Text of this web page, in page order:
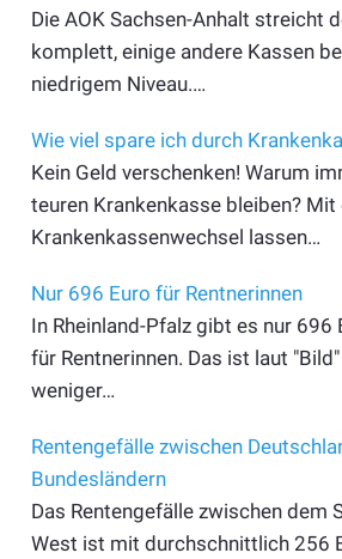
Die AOK Sachsen-Anhalt streicht
komplett, einige andere Kassen
niedrigem Niveau.…
Wie viel spare ich durch
Kein Geld verschenken! Warum
teuren Krankenkasse bleiben? Mit
Krankenkassenwechsel lassen…
Nur 696 Euro für Rentnerinnen
In Rheinland-Pfalz gibt es nur 696
für Rentnerinnen. Das ist laut
weniger…
Rentengefälle zwischen
Bundesländern
Das Rentengefälle zwischen dem
West ist mit durchschnittlich 256